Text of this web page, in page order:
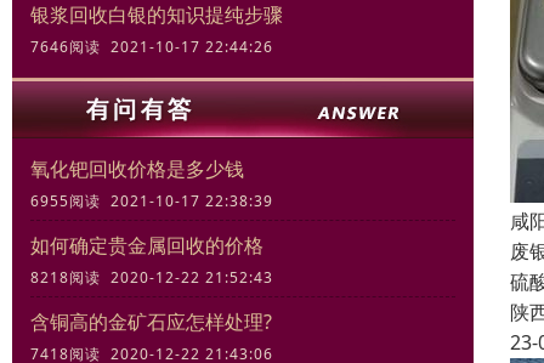
银浆回收白银的知识提纯步骤
7646阅读 2021-10-17 22:44:26
氧化钯回收价格是多少钱
6955阅读 2021-10-17 22:38:39
如何确定贵金属回收的价格
8218阅读 2020-12-22 21:52:43
含铜高的金矿石应怎样处理?
7418阅读 2020-12-22 21:43:06
咸
废
硫
陕
23-